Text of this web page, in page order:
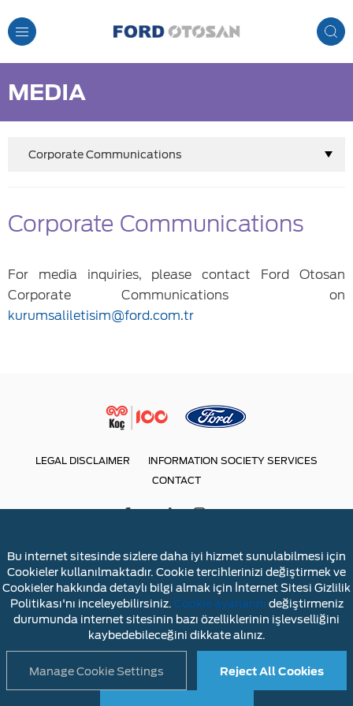
Toggle
Navigation
MEDIA
Corporate Communications
Corporate Communications
For media inquiries, please contact Ford Otosan
Corporate Communications on
kurumsaliletisim@ford.com.tr
LEGAL DISCLAIMER
INFORMATION SOCIETY SERVICES
CONTACT
Bu internet sitesinde sizlere daha iyi hizmet sunulabilmesi için
Cookieler kullanılmaktadır. Cookie tercihlerinizi değiştirmek ve
Cookieler hakkında detaylı bilgi almak için İnternet Sitesi Gizlilik
Politikası'nı inceleyebilirsiniz. Cookie ayarlarını değiştirmeniz
durumunda internet sitesinin bazı özelliklerinin işlevselliğini
kaybedebileceğini dikkate alınız.
Manage Cookie Settings Reject All Cookies